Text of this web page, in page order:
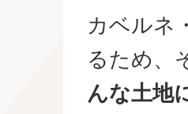
カベルネ
るため、
んな土地